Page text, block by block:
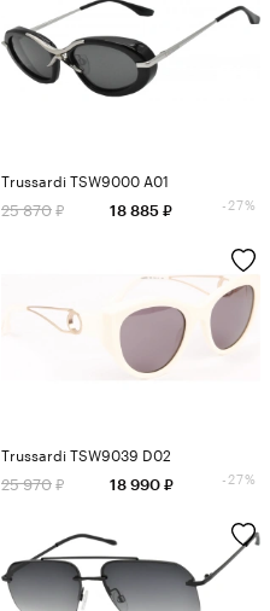
Trussardi TSW9000 A01
25 870 18 885 -27%
Trussardi TSW9039 D02
25 970 18 990 -27%